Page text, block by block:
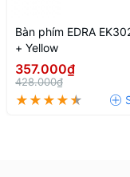
Bàn phím EDRA
+ Yellow
357.000₫
428.000₫